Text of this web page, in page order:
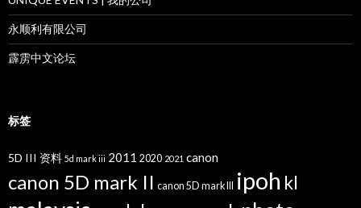
永顺利有限公司
霹雳中文论坛
标签
5D III 资料 5d mark iii 2011 2020 2021 canon
canon 5D mark II canon 5D mark III ipoh kl